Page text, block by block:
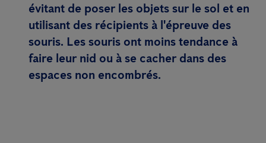
évitant de poser les objets sur le sol et en
utilisant des récipients à l'épreuve des
souris. Les souris ont moins tendance à
faire leur nid ou à se cacher dans des
espaces non encombrés.